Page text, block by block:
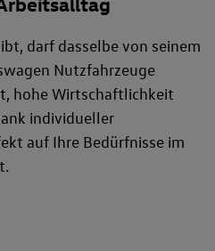
darf dasselbe von seinem
Nutzfahrzeuge
hohe Wirtschaftlichkeit
individueller
auf Ihre Bedürfnisse im